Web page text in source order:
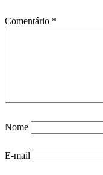
Comentário *
Nome
E-mail